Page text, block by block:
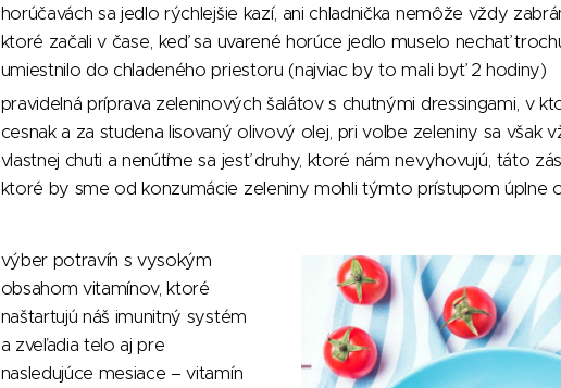
horúčavách sa jedlo rýchlejšie kazí, ani chladnička nemôže vždy
ktoré začali v čase, keď sa uvarené horúce jedlo muselo nechať
umiestnilo do chladeného priestoru (najviac by to mali byť 2 hodiny)
pravidelná príprava zeleninových šalátov s chutnými dressingami, v
cesnak a za studena lisovaný olivový olej, pri voľbe zeleniny sa však
vlastnej chuti a nenúťme sa jesť druhy, ktoré nám nevyhovujú, táto
ktoré by sme od konzumácie zeleniny mohli týmto prístupom úplne
výber potravín s vysokým
obsahom vitamínov, ktoré
naštartujú náš imunitný systém
a zveľadia telo aj pre
nasledujúce mesiace – vitamín